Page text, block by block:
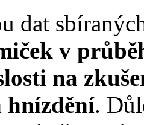
dat
v
na
hnízdění.